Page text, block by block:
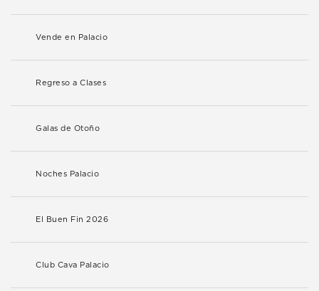
Vende en Palacio
Regreso a Clases
Galas de Otoño
Noches Palacio
El Buen Fin 2026
Club Cava Palacio